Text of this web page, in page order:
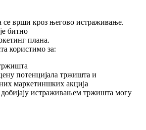
врши кроз његово истраживање.
битно
плана.
користимо за:
потенцијала тржишта и
маркетиншких акција
истраживањем тржишта могу